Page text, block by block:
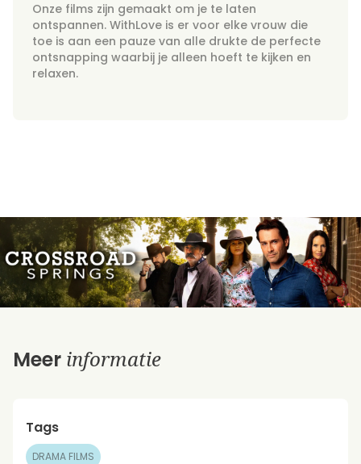
Onze films zijn gemaakt om je te laten
ontspannen. WithLove is er voor elke vrouw die
toe is aan een pauze van alle drukte de perfecte
ontsnapping waarbij je alleen hoeft te kijken en
relaxen.
Meer informatie
Tags
DRAMA FILMS